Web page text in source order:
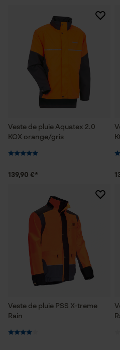
Veste de pluie Aquatex 2.0
KOX orange/gris
139,90 €*
Veste de pluie PSS X-treme
Rain